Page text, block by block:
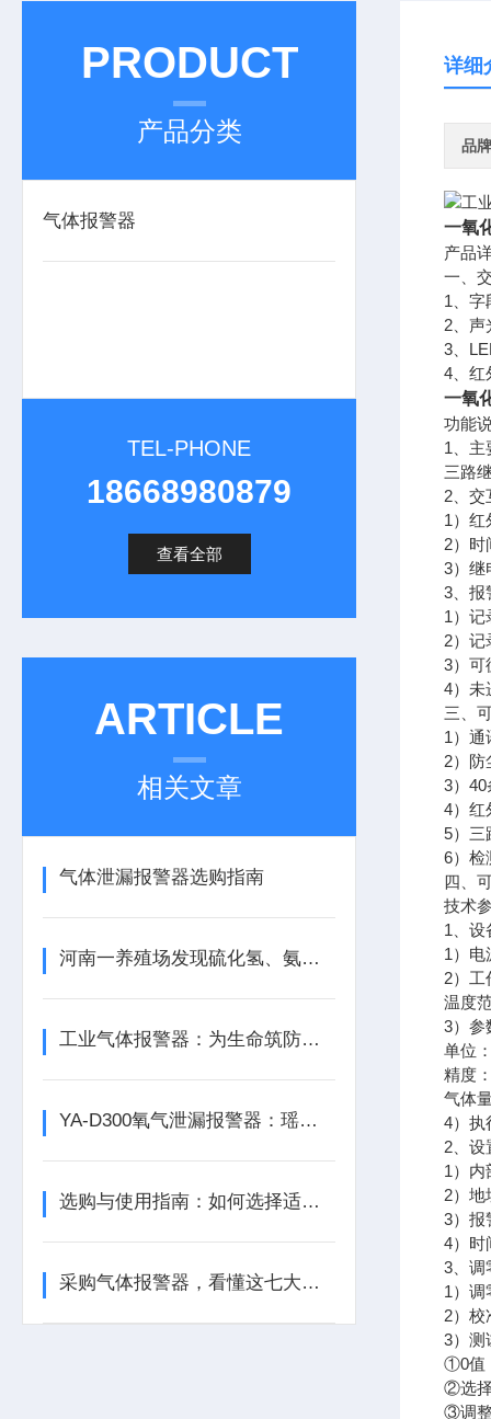
PRODUCT
产品分类
气体报警器
TEL-PHONE
18668980879
查看全部
ARTICLE
相关文章
气体泄漏报警器选购指南
河南一养殖场发现硫化氢、氨气等有毒气体含量超标
工业气体报警器：为生命筑防线，为生产保安全
YA-D300氧气泄漏报警器：瑶安电子筑牢泄漏防护的工业安全防线
选购与使用指南：如何选择适合的气体泄漏报警器？
采购气体报警器，看懂这七大参数比价格更重要
详细
品牌
一氧
产品
一、
1、字
2、声
3、
4、红
一氧
功能
1、主
三路
2、交
1）红
2）时
3）继
3、报
1）记
2）记
3）可
4）未
三、
1）通
2）防
3）
4）红
5）三
6）检
四、
技术
1、设
1）电
2）工
温度
3）参
单位
精度
气体
4）执
2、设
1）内
2）地
3）报
4）时
3、调
1）调
2）校
3）测
①0值
②选择
③调整